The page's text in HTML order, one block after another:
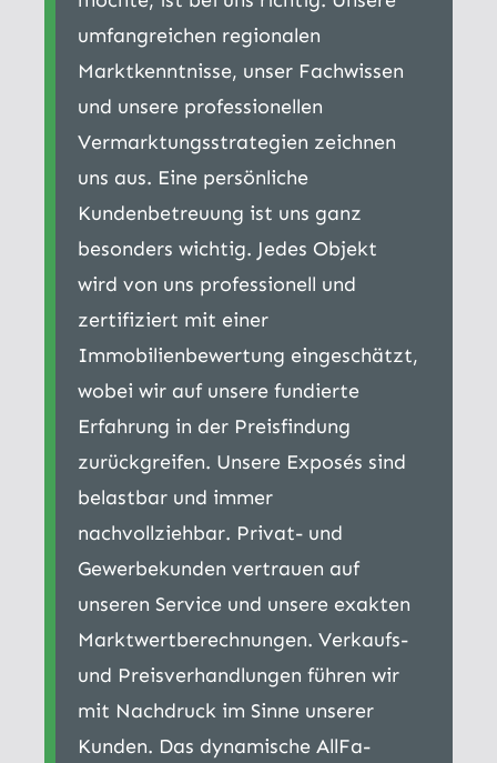
umfangreichen regionalen
Marktkenntnisse, unser Fachwissen
und unsere professionellen
Vermarktungsstrategien zeichnen
uns aus. Eine persönliche
Kundenbetreuung ist uns ganz
besonders wichtig. Jedes Objekt
wird von uns professionell und
zertifiziert mit einer
Immobilienbewertung eingeschätzt,
wobei wir auf unsere fundierte
Erfahrung in der Preisfindung
zurückgreifen. Unsere Exposés sind
belastbar und immer
nachvollziehbar. Privat- und
Gewerbekunden vertrauen auf
unseren Service und unsere exakten
Marktwertberechnungen. Verkaufs-
und Preisverhandlungen führen wir
mit Nachdruck im Sinne unserer
Kunden. Das dynamische AllFa-